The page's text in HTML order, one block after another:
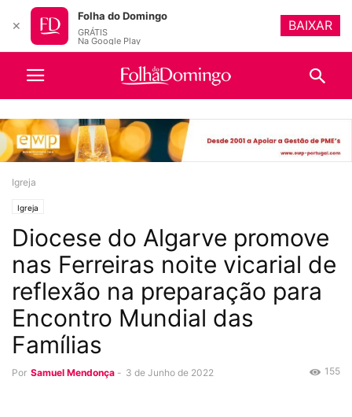
Igreja
Igreja
Diocese do Algarve promove
nas Ferreiras noite vicarial de
reflexão na preparação para
Encontro Mundial das
Famílias
Por Samuel Mendonça - 3 de Junho de 2022 155
✕
Folha do Domingo
GRÁTIS
Na Google Play
BAIXAR